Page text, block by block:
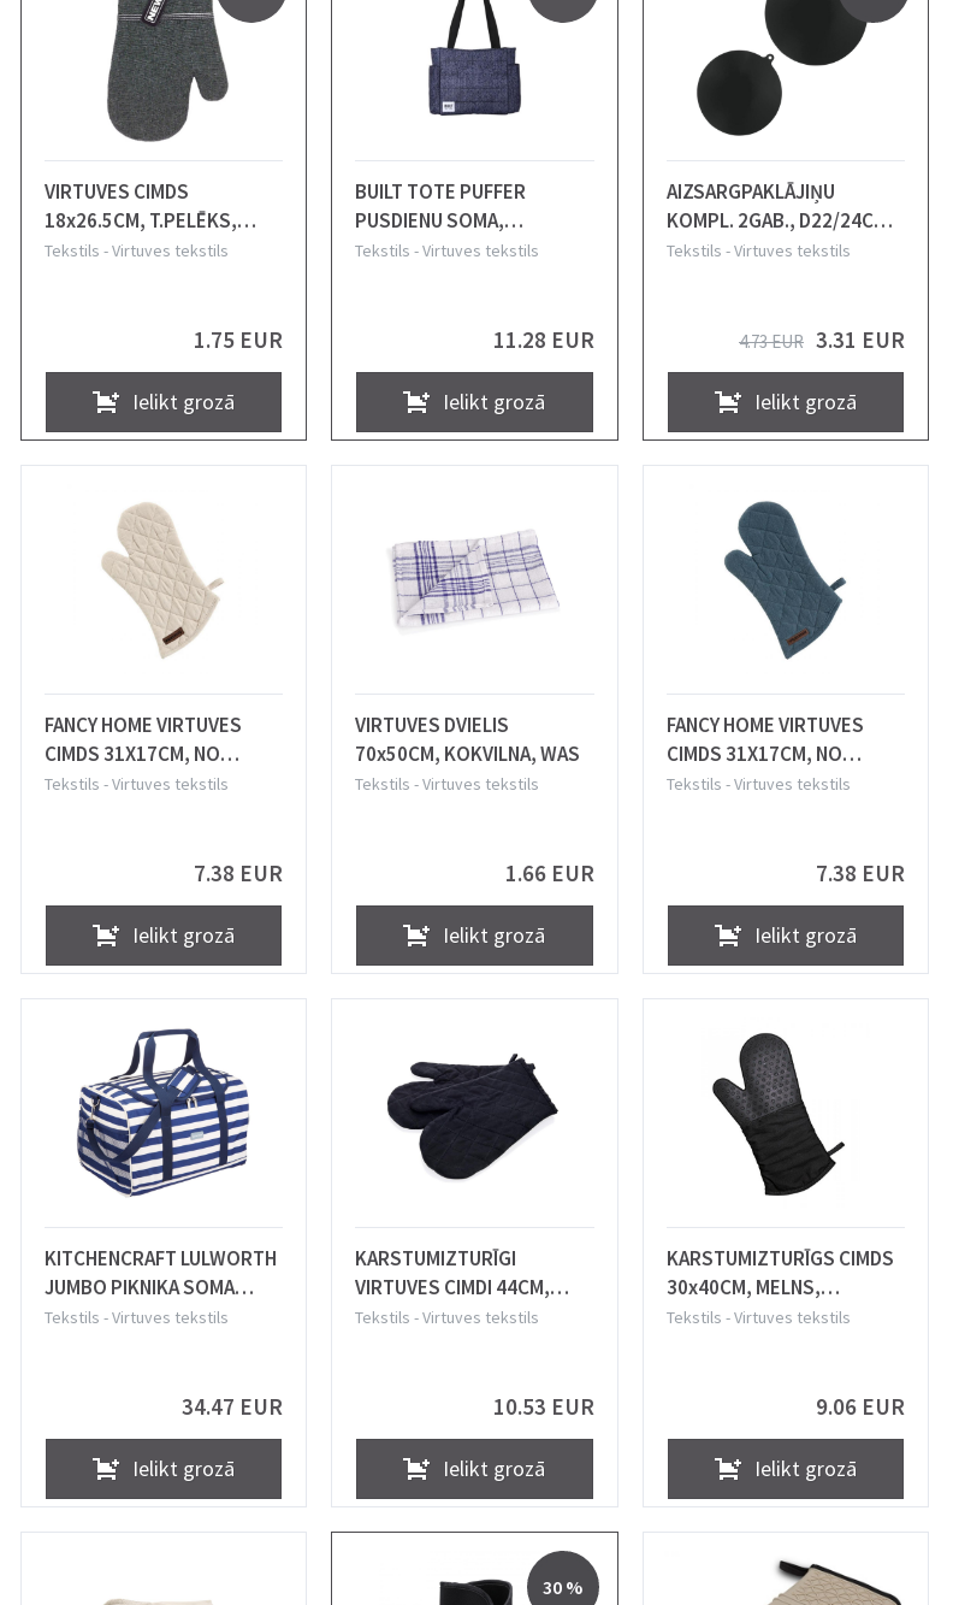
VIRTUVES CIMDS
18x26.5CM, T.PELĒKS,
NEWILL
Tekstils -Virtuves tekstils
1.75 EUR
Ielikt grozā
BUILT TOTE PUFFER
PUSDIENU SOMA,
25.5x25x12CM, TEKSTILS,
Tekstils -Virtuves tekstils
11.28 EUR
Ielikt grozā
AIZSARGPAKLĀJIŅU
KOMPL. 2GAB., D22/24CM,
INDUKCIJAS PLĪTIJ,
Metaltex
Tekstils -Virtuves tekstils
3.31 EUR
4.73 EUR
Ielikt grozā
FANCY HOME VIRTUVES
CIMDS 31X17CM, NO
NĀTRES ŠĶIEDRAS, BALTS,
Tekstils -Virtuves tekstils
7.38 EUR
Ielikt grozā
VIRTUVES DVIELIS
70x50CM, KOKVILNA, WAS
Tekstils -Virtuves tekstils
1.66 EUR
Ielikt grozā
FANCY HOME VIRTUVES
CIMDS 31X17CM, NO
NĀTRES ŠĶIEDRAS, ZILS,
Tekstils -Virtuves tekstils
7.38 EUR
Ielikt grozā
KITCHENCRAFT LULWORTH
JUMBO PIKNIKA SOMA
43x30x27CM 30L,
Tekstils -Virtuves tekstils
34.47 EUR
Ielikt grozā
KARSTUMIZTURĪGI
VIRTUVES CIMDI 44CM,
PĀRIS, līdz 240 °C,
Tekstils -Virtuves tekstils
10.53 EUR
Ielikt grozā
KARSTUMIZTURĪGS CIMDS
30x40CM, MELNS,
KOKVILNA/SILIKONS, Lurch
Tekstils -Virtuves tekstils
9.06 EUR
Ielikt grozā
30 %